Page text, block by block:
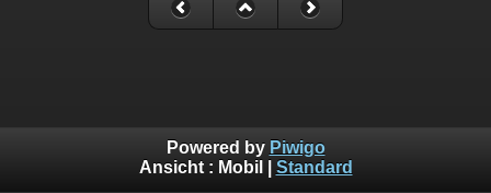
Powered by Piwigo
Ansicht : Mobil Standard